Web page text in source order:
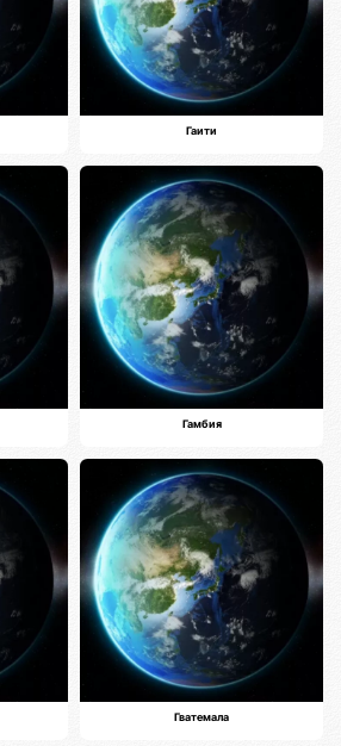
Гаити
Гамбия
Гватемала